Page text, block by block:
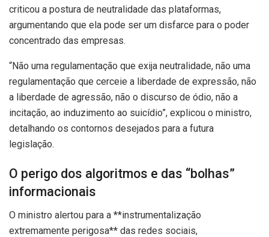
criticou a postura de neutralidade das plataformas,
argumentando que ela pode ser um disfarce para o poder
concentrado das empresas.
“Não uma regulamentação que exija neutralidade, não uma
regulamentação que cerceie a liberdade de expressão, não
a liberdade de agressão, não o discurso de ódio, não a
incitação, ao induzimento ao suicídio”, explicou o ministro,
detalhando os contornos desejados para a futura
legislação.
O perigo dos algoritmos e das “bolhas”
informacionais
O ministro alertou para a **instrumentalização
extremamente perigosa** das redes sociais,